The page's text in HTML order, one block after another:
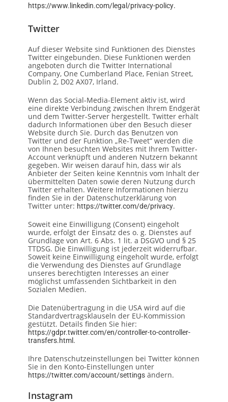
https://www.linkedin.com/legal/privacy-policy.
Twitter
Auf dieser Website sind Funktionen des Dienstes
Twitter eingebunden. Diese Funktionen werden
angeboten durch die Twitter International
Company, One Cumberland Place, Fenian Street,
Dublin 2, D02 AX07, Irland.
Wenn das Social-Media-Element aktiv ist, wird
eine direkte Verbindung zwischen Ihrem Endgerät
und dem Twitter-Server hergestellt. Twitter erhält
dadurch Informationen über den Besuch dieser
Website durch Sie. Durch das Benutzen von
Twitter und der Funktion „Re-Tweet“ werden die
von Ihnen besuchten Websites mit Ihrem Twitter-
Account verknüpft und anderen Nutzern bekannt
gegeben. Wir weisen darauf hin, dass wir als
Anbieter der Seiten keine Kenntnis vom Inhalt der
übermittelten Daten sowie deren Nutzung durch
Twitter erhalten. Weitere Informationen hierzu
finden Sie in der Datenschutzerklärung von
Twitter unter: https://twitter.com/de/privacy.
Soweit eine Einwilligung (Consent) eingeholt
wurde, erfolgt der Einsatz des o. g. Dienstes auf
Grundlage von Art. 6 Abs. 1 lit. a DSGVO und § 25
TTDSG. Die Einwilligung ist jederzeit widerrufbar.
Soweit keine Einwilligung eingeholt wurde, erfolgt
die Verwendung des Dienstes auf Grundlage
unseres berechtigten Interesses an einer
möglichst umfassenden Sichtbarkeit in den
Sozialen Medien.
Die Datenübertragung in die USA wird auf die
Standardvertragsklauseln der EU-Kommission
gestützt. Details finden Sie hier:
https://gdpr.twitter.com/en/controller-to-controller-
transfers.html .
Ihre Datenschutzeinstellungen bei Twitter können
Sie in den Konto-Einstellungen unter
https://twitter.com/account/settings ändern.
Instagram